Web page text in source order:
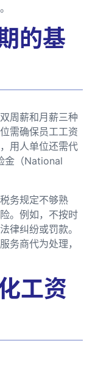
的基
周薪和月薪三种
需确保员工工资
用人单位还需代
金（National
务规定不够熟
。例如，不按时
律纠纷或罚款。
务商代为处理，
工资